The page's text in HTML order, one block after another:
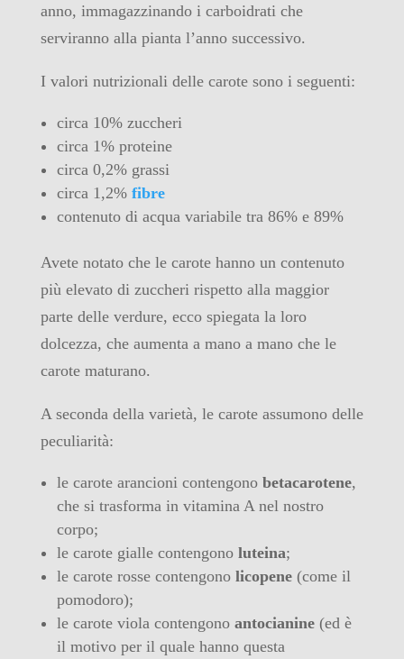
anno, immagazzinando i carboidrati che
serviranno alla pianta l’anno successivo.
I valori nutrizionali delle carote sono i seguenti:
circa 10% zuccheri
circa 1% proteine
circa 0,2% grassi
circa 1,2% fibre
contenuto di acqua variabile tra 86% e 89%
Avete notato che le carote hanno un contenuto
più elevato di zuccheri rispetto alla maggior
parte delle verdure, ecco spiegata la loro
dolcezza, che aumenta a mano a mano che le
carote maturano.
A seconda della varietà, le carote assumono delle
peculiarità:
le carote arancioni contengono betacarotene,
che si trasforma in vitamina A nel nostro
corpo;
le carote gialle contengono luteina;
le carote rosse contengono licopene(come il
pomodoro);
le carote viola contengono antocianine(ed è
il motivo per il quale hanno questa